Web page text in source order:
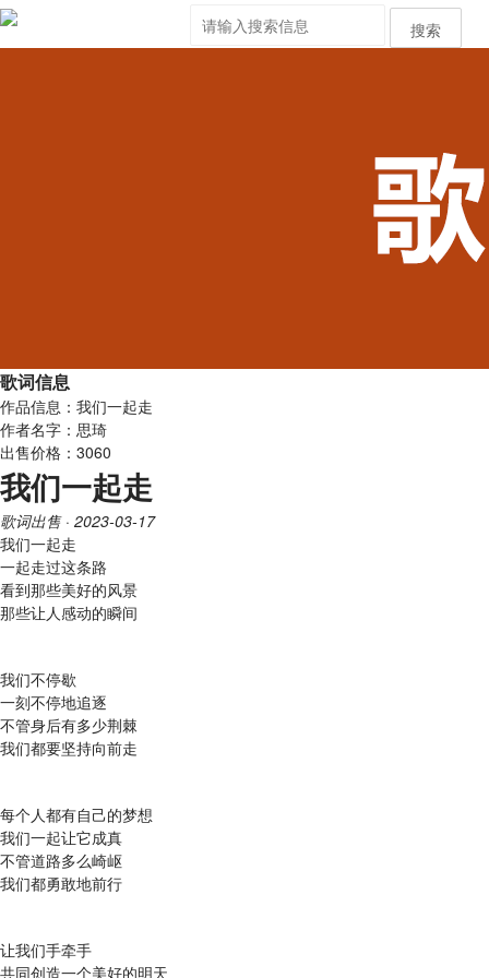
搜索
歌词信息
作品信息：我们一起走
作者名字：思琦
出售价格：3060
我们一起走
歌词出售· 2023-03-17
我们一起走
一起走过这条路
看到那些美好的风景
那些让人感动的瞬间
我们不停歇
一刻不停地追逐
不管身后有多少荆棘
我们都要坚持向前走
每个人都有自己的梦想
我们一起让它成真
不管道路多么崎岖
我们都勇敢地前行
让我们手牵手
共同创造一个美好的明天